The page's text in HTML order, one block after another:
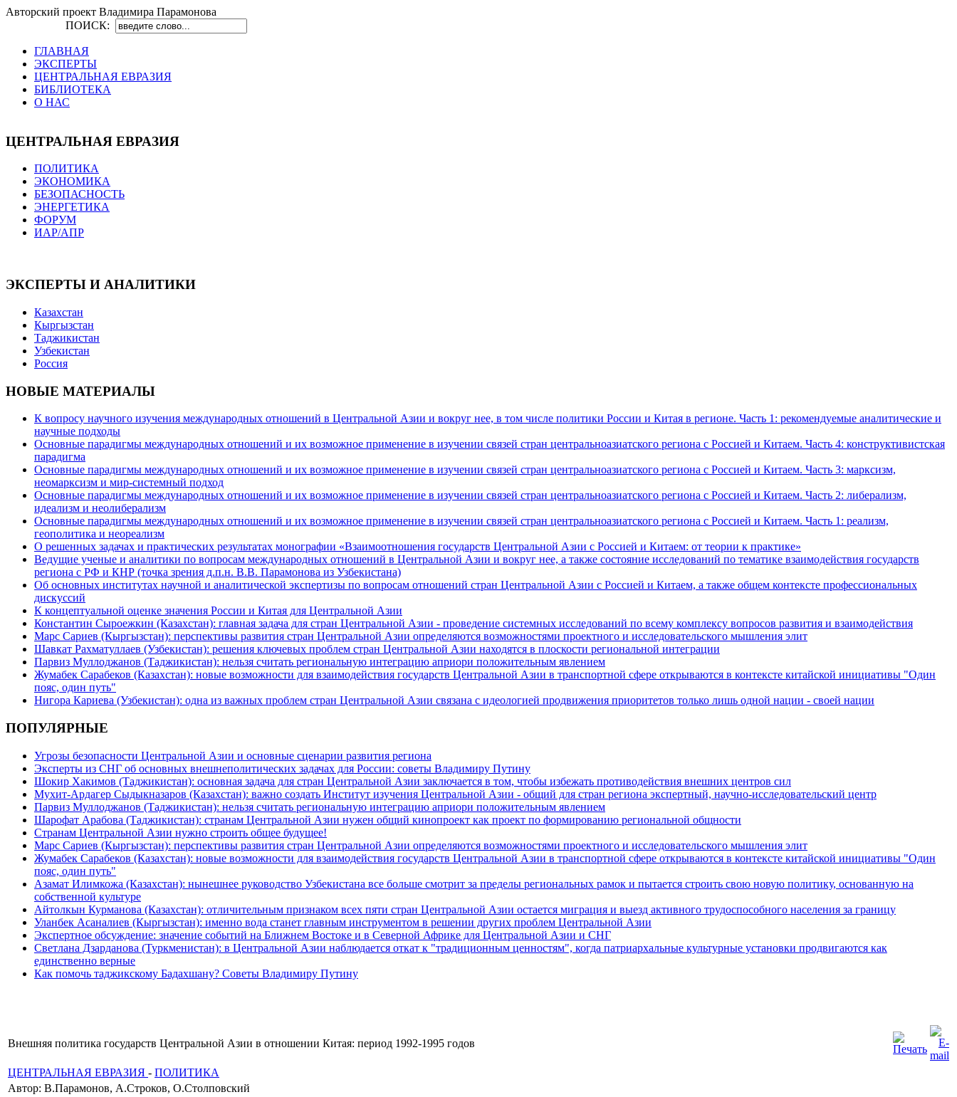
Авторский проект Владимира Парамонова
ПОИСК:
ГЛАВНАЯ
ЭКСПЕРТЫ
ЦЕНТРАЛЬНАЯ ЕВРАЗИЯ
БИБЛИОТЕКА
О НАС
ЦЕНТРАЛЬНАЯ ЕВРАЗИЯ
ПОЛИТИКА
ЭКОНОМИКА
БЕЗОПАСНОСТЬ
ЭНЕРГЕТИКА
ФОРУМ
ИАР/АПР
ЭКСПЕРТЫ И АНАЛИТИКИ
Казахстан
Кыргызстан
Таджикистан
Узбекистан
Россия
НОВЫЕ МАТЕРИАЛЫ
К вопросу научного изучения международных отношений в Центральной Азии и вокруг нее, в том числе политики России и Китая в регионе. Часть 1: рекомендуемые аналитические и
научные подходы
Основные парадигмы международных отношений и их возможное применение в изучении связей стран центральноазиатского региона с Россией и Китаем. Часть 4: конструктивистская
парадигма
Основные парадигмы международных отношений и их возможное применение в изучении связей стран центральноазиатского региона с Россией и Китаем. Часть 3: марксизм,
неомарксизм и мир-системный подход
Основные парадигмы международных отношений и их возможное применение в изучении связей стран центральноазиатского региона с Россией и Китаем. Часть 2: либерализм,
идеализм и неолиберализм
Основные парадигмы международных отношений и их возможное применение в изучении связей стран центральноазиатского региона с Россией и Китаем. Часть 1: реализм,
геополитика и неореализм
О решенных задачах и практических результатах монографии «Взаимоотношения государств Центральной Азии с Россией и Китаем: от теории к практике»
Ведущие ученые и аналитики по вопросам международных отношений в Центральной Азии и вокруг нее, а также состояние исследований по тематике взаимодействия государств
региона с РФ и КНР (точка зрения д.п.н. В.В. Парамонова из Узбекистана)
Об основных институтах научной и аналитической экспертизы по вопросам отношений стран Центральной Азии с Россией и Китаем, а также общем контексте профессиональных
дискуссий
К концептуальной оценке значения России и Китая для Центральной Азии
Константин Сыроежкин (Казахстан): главная задача для стран Центральной Азии - проведение системных исследований по всему комплексу вопросов развития и взаимодействия
Марс Сариев (Кыргызстан): перспективы развития стран Центральной Азии определяются возможностями проектного и исследовательского мышления элит
Шавкат Рахматуллаев (Узбекистан): решения ключевых проблем стран Центральной Азии находятся в плоскости региональной интеграции
Парвиз Муллоджанов (Таджикистан): нельзя считать региональную интеграцию априори положительным явлением
Жумабек Сарабеков (Казахстан): новые возможности для взаимодействия государств Центральной Азии в транспортной сфере открываются в контексте китайской инициативы "Один
пояс, один путь"
Нигора Кариева (Узбекистан): одна из важных проблем стран Центральной Азии связана с идеологией продвижения приоритетов только лишь одной нации - своей нации
ПОПУЛЯРНЫЕ
Угрозы безопасности Центральной Азии и основные сценарии развития региона
Эксперты из СНГ об основных внешнеполитических задачах для России: советы Владимиру Путину
Шокир Хакимов (Таджикистан): основная задача для стран Центральной Азии заключается в том, чтобы избежать противодействия внешних центров сил
Мухит-Ардагер Сыдыкназаров (Казахстан): важно создать Институт изучения Центральной Азии - общий для стран региона экспертный, научно-исследовательский центр
Парвиз Муллоджанов (Таджикистан): нельзя считать региональную интеграцию априори положительным явлением
Шарофат Арабова (Таджикистан): странам Центральной Азии нужен общий кинопроект как проект по формированию региональной общности
Странам Центральной Азии нужно строить общее будущее!
Марс Сариев (Кыргызстан): перспективы развития стран Центральной Азии определяются возможностями проектного и исследовательского мышления элит
Жумабек Сарабеков (Казахстан): новые возможности для взаимодействия государств Центральной Азии в транспортной сфере открываются в контексте китайской инициативы "Один
пояс, один путь"
Азамат Илимкожа (Казахстан): нынешнее руководство Узбекистана все больше смотрит за пределы региональных рамок и пытается строить свою новую политику, основанную на
собственной культуре
Айтолкын Курманова (Казахстан): отличительным признаком всех пяти стран Центральной Азии остается миграция и выезд активного трудоспособного населения за границу
Уланбек Асаналиев (Кыргызстан): именно вода станет главным инструментом в решении других проблем Центральной Азии
Экспертное обсуждение: значение событий на Ближнем Востоке и в Северной Африке для Центральной Азии и СНГ
Светлана Дзарданова (Туркменистан): в Центральной Азии наблюдается откат к "традиционным ценностям", когда патриархальные культурные установки продвигаются как
единственно верные
Как помочь таджикскому Бадахшану? Советы Владимиру Путину
Внешняя политика государств Центральной Азии в отношении Китая: период 1992-1995 годов
ЦЕНТРАЛЬНАЯ ЕВРАЗИЯ - ПОЛИТИКА
Автор: В.Парамонов, А.Строков, О.Столповский